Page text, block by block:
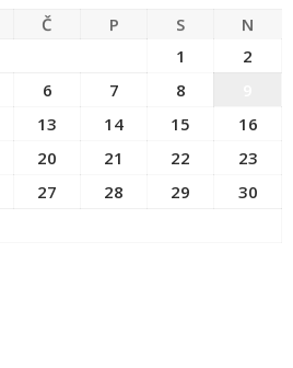
Č P S
N
1
2
6 7 8
13 14 15
16
20 21 22
23
27 28 29
30